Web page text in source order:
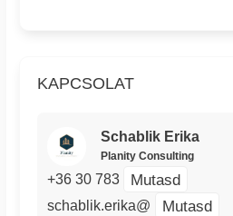
KAPCSOLAT
Schablik Erika
Planity Consulting
+36 30 783 Mutasd
schablik.erika@ Mutasd